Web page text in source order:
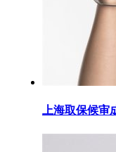
上海取保候审